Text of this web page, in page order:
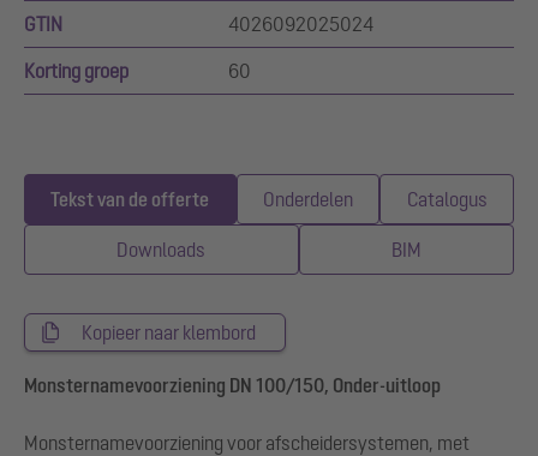
GTIN 4026092025024
Korting groep 60
Tekst van de offerte Onderdelen Catalogus
Downloads BIM
Kopieer naar klembord
Monsternamevoorziening DN 100/150, Onder-uitloop
Monsternamevoorziening voor afscheidersystemen, met